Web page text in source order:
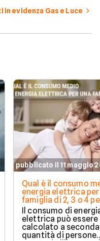
in evidenza Gas e Luce
pubblicato il 11 maggio
Qual è il consumo
energia elettrica per
famiglia di 2, 3 o 4
Il consumo di
elettrica può essere
calcolato a
quantità di persone